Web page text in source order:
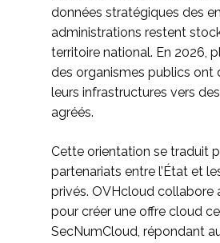
données stratégiques des
administrations restent
territoire national. En 2026,
des organismes publics ont
leurs infrastructures vers
agréés.
Cette orientation se traduit
partenariats entre l’État et
privés. OVHcloud collabore
pour créer une offre cloud
SecNumCloud, répondant